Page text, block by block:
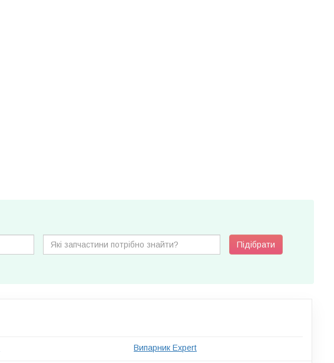
Підібрати
Випарник Expert